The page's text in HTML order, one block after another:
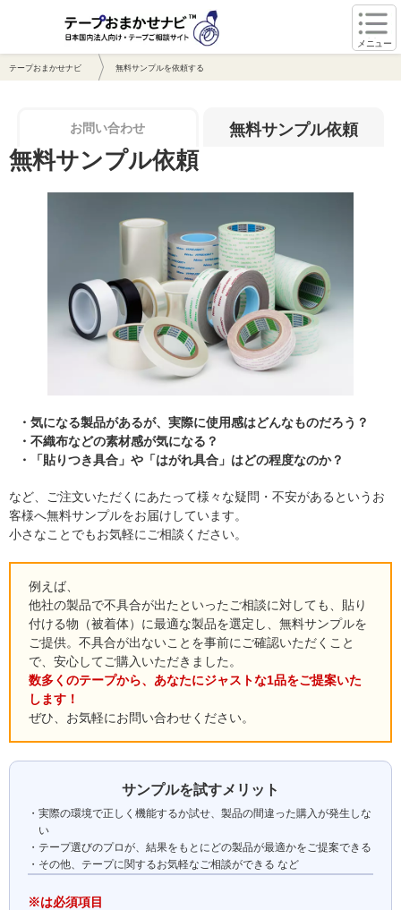
メニュー
テープおまかせナビ 無料サンプルを依頼する
お問い合わせ 無料サンプル依頼
無料サンプル依頼
気になる製品があるが、実際に使用感はどんなものだろう？
不織布などの素材感が気になる？
「貼りつき具合」や「はがれ具合」はどの程度なのか？
など、ご注文いただくにあたって様々な疑問・不安があるというお
客様へ無料サンプルをお届けしています。
小さなことでもお気軽にご相談ください。
例えば、
他社の製品で不具合が出たといったご相談に対しても、貼り
付ける物（被着体）に最適な製品を選定し、無料サンプルを
ご提供。不具合が出ないことを事前にご確認いただくこと
で、安心してご購入いただきました。
数多くのテープから、あなたにジャストな1品をご提案いた
します！
ぜひ、お気軽にお問い合わせください。
サンプルを試すメリット
実際の環境で正しく機能するか試せ、製品の間違った購入が発生しな
い
テープ選びのプロが、結果をもとにどの製品が最適かをご提案できる
その他、テープに関するお気軽なご相談ができる など
※は必須項目